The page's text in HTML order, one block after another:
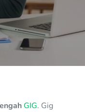
GIG. Gig